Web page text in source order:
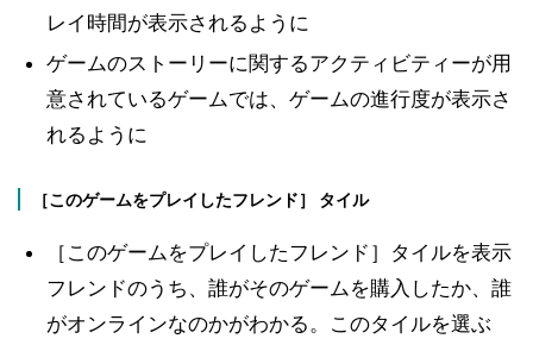
レイ時間が表示されるように
ゲームのストーリーに関するアクティビティーが用
意されているゲームでは、ゲームの進行度が表示さ
れるように
［このゲームをプレイしたフレンド］ タイル
［このゲームをプレイしたフレンド］タイルを表示
フレンドのうち、誰がそのゲームを購入したか、誰
がオンラインなのかがわかる。このタイルを選ぶ